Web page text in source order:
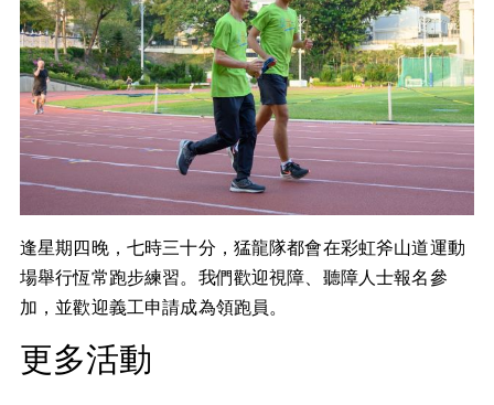
逢星期四晚，七時三十分，猛龍隊都會在彩虹斧山道運動
場舉行恆常跑步練習。我們歡迎視障、聽障人士報名參
加，並歡迎義工申請成為領跑員。
更多活動